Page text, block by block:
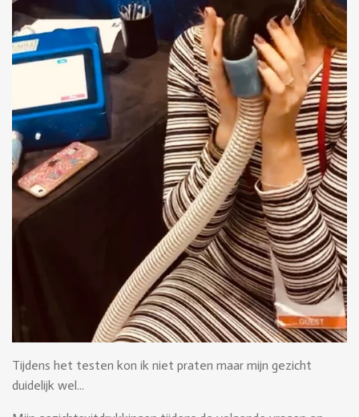
Tijdens het testen kon ik niet praten maar mijn gezicht
duidelijk wel...